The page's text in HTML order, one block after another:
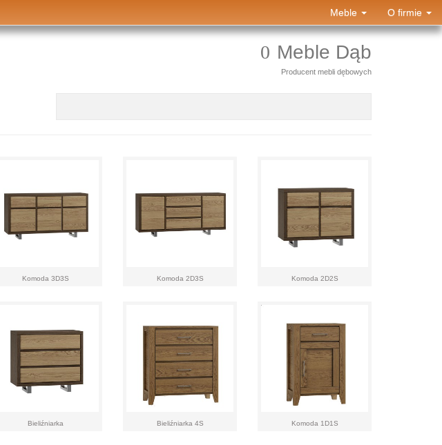
Meble O firmie
Meble Dąb
Producent mebli dębowych
Komoda 3D3S Komoda 2D3S Komoda 2D2S
Bieliźniarka Bieliźniarka 4S Komoda 1D1S